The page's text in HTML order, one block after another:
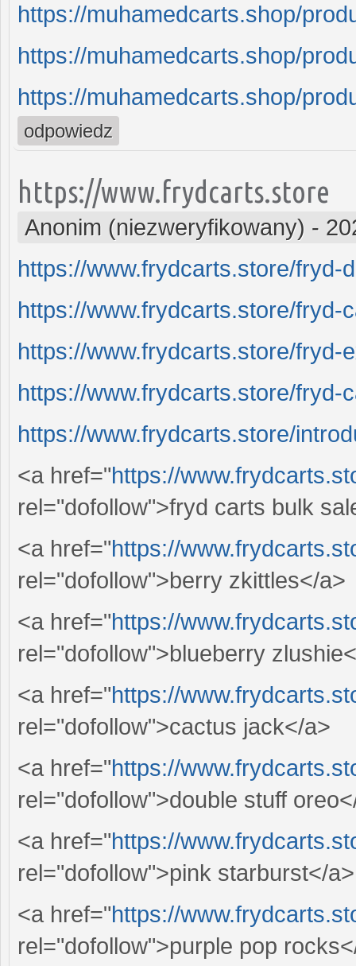
https://muhamedcarts.shop/
https://muhamedcarts.shop/
https://muhamedcarts.shop/
odpowiedz
https://www.frydcarts.store
Anonim (niezweryfikowany) -
https://www.frydcarts.store/fryd-
https://www.frydcarts.store/fryd-
https://www.frydcarts.store/fryd-
https://www.frydcarts.store/fryd-
https://www.frydcarts.store/
<a href="https://
rel="dofollow">fryd carts bulk
<a href="https://
rel="dofollow">berry zkittles</a>
<a href="https://
rel="dofollow">blueberry
<a href="https://
rel="dofollow">cactus jack</a>
<a href="https://
rel="dofollow">double stuff
<a href="https://
rel="dofollow">pink starburst</a>
<a href="https://
rel="dofollow">purple pop